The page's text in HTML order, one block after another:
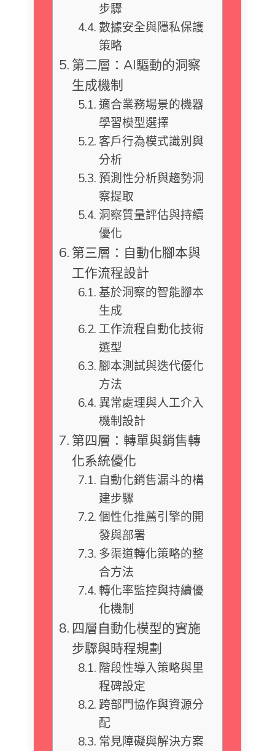
步驟
數據安全與隱私保護
策略
第二層：AI驅動的洞察
生成機制
適合業務場景的機器
學習模型選擇
客戶行為模式識別與
分析
預測性分析與趨勢洞
察提取
洞察質量評估與持續
優化
第三層：自動化腳本與
工作流程設計
基於洞察的智能腳本
生成
工作流程自動化技術
選型
腳本測試與迭代優化
方法
異常處理與人工介入
機制設計
第四層：轉單與銷售轉
化系統優化
自動化銷售漏斗的構
建步驟
個性化推薦引擎的開
發與部署
多渠道轉化策略的整
合方法
轉化率監控與持續優
化機制
四層自動化模型的實施
步驟與時程規劃
階段性導入策略與里
程碑設定
跨部門協作與資源分
配
常見障礙與解決方案